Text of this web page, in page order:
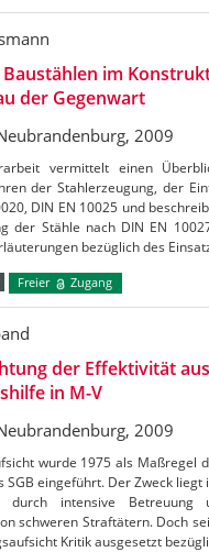
Baustählen im
der Gegenwart
2009
vermittelt einen
der Stahlerzeugung, der
DIN EN 10025 und
der Stähle nach DIN EN
bezüglich des
Freier Zugang
der Effektivität
in M-V
2009
wurde 1975 als Maßregel
SGB eingeführt. Der Zweck
durch intensive Betreuung
schweren Straftätern. Doch
Kritik ausgesetzt